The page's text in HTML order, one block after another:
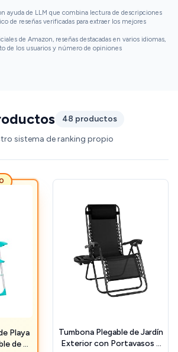
ayuda de LLM que combina lectura de descripciones
de reseñas verificadas para extraer los mejores
de Amazon, reseñas destacadas en varios idiomas,
de los usuarios y número de opiniones
48 productos
sistema de ranking propio
Playa
de 5
Tumbona Plegable de Jardín
Exterior con Portavasos y